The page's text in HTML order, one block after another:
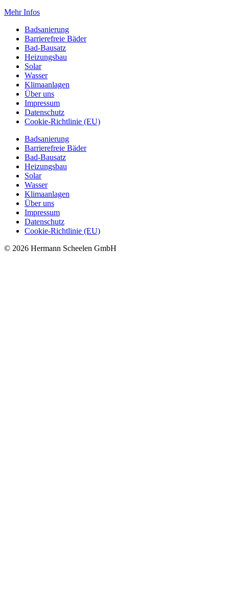
Mehr Infos
Badsanierung
Barrierefreie Bäder
Bad-Bausatz
Heizungsbau
Solar
Wasser
Klimaanlagen
Über uns
Impressum
Datenschutz
Cookie-Richtlinie (EU)
Badsanierung
Barrierefreie Bäder
Bad-Bausatz
Heizungsbau
Solar
Wasser
Klimaanlagen
Über uns
Impressum
Datenschutz
Cookie-Richtlinie (EU)
© 2026 Hermann Scheelen GmbH